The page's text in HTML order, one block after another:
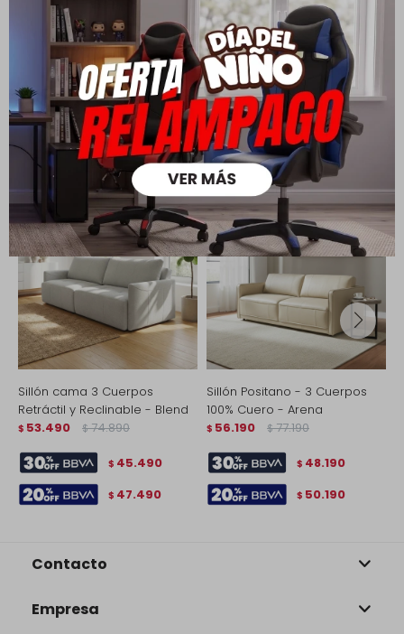
Medios de pago
Productos que te pueden interesar
Sillón cama 3 Cuerpos
Retráctil y Reclinable - Blend
$ 53.490 $ 74.890
$ 45.490
$ 47.490
Sillón Positano - 3 Cuerpos
100% Cuero - Arena
$ 56.190 $ 77.190
$ 48.190
$ 50.190
Contacto
Empresa